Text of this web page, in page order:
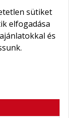
sütiket
elfogadása
és